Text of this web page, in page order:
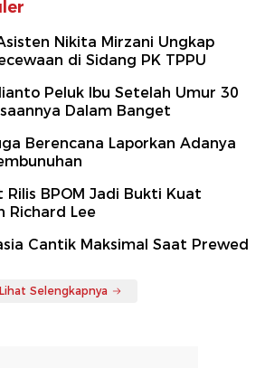
Nikita Mirzani Ungkap
di Sidang PK TPPU
Peluk Ibu Setelah Umur 30
Dalam Banget
Berencana Laporkan Adanya
Rilis BPOM Jadi Bukti Kuat
Richard Lee
Cantik Maksimal Saat Prewed
Lihat Selengkapnya